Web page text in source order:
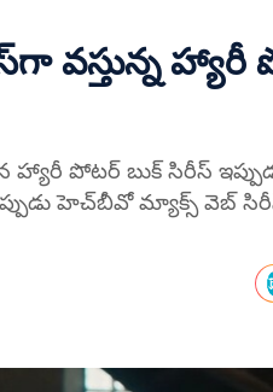
వస్తున్న
హ్యారీ పోటర్ బుక్ సిరీస్
హెచ్‌బీవో మ్యాక్స్ వెబ్